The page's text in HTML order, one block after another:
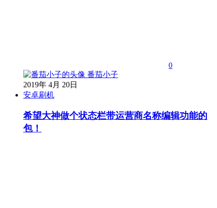
0
番茄小子
2019年 4月 20日
安卓刷机
希望大神做个状态栏带运营商名称编辑功能的
包！